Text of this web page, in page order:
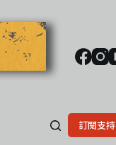
訂閱支持